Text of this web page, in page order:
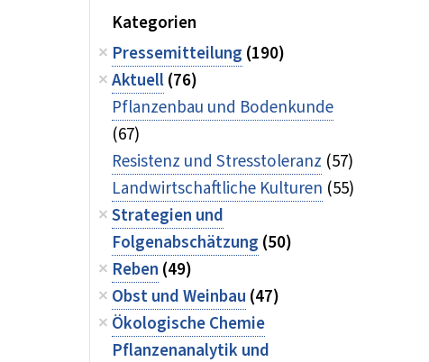
Kategorien
Pressemitteilung (190)
Aktuell(76)
Pflanzenbau und Bodenkunde
(67)
Resistenz und Stresstoleranz (57)
Landwirtschaftliche Kulturen (55)
Strategien und
Folgenabschätzung (50)
Reben (49)
Obst und Weinbau (47)
Ökologische Chemie
Pflanzenanalytik und